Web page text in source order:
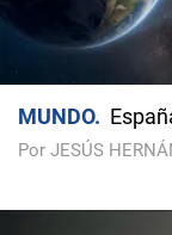
MUNDO
Por JESÚS